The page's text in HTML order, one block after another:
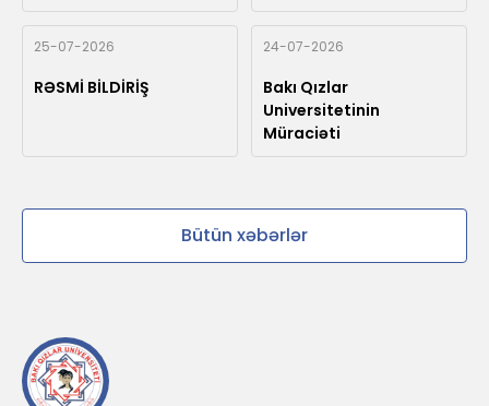
25-07-2026
RƏSMİ BİLDİRİŞ
24-07-2026
Bakı Qızlar
Universitetinin
Müraciəti
Bütün xəbərlər